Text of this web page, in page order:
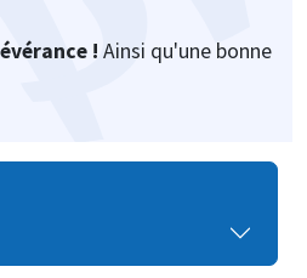
! Ainsi qu'une bonne